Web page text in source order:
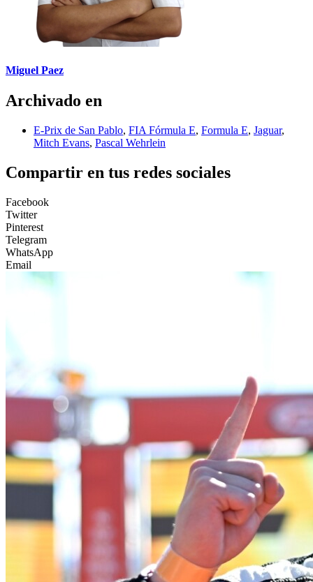
Miguel Paez
Archivado en
E-Prix de San Pablo, FIA Fórmula E, Formula E, Jaguar,
Mitch Evans, Pascal Wehrlein
Compartir en tus redes sociales
Facebook
Twitter
Pinterest
Telegram
WhatsApp
Email